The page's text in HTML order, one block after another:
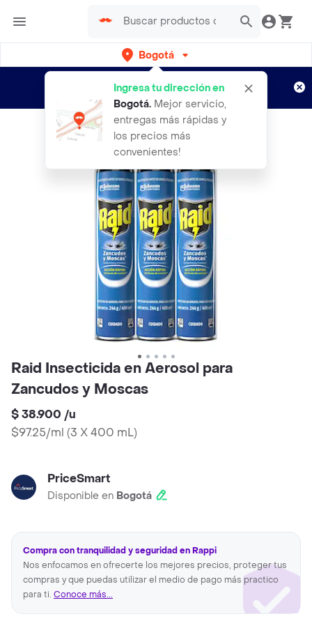
Bogotá
Ingresa tu dirección en
Bogotá. Mejor servicio,
entregas más rápidas y
los precios más
convenientes!
envíos gratis por semanas
Aplican TyC
Raid Insecticida en Aerosol para
Zancudos y Moscas
$ 38.900 /u
$97.25/ml (3 X 400 mL)
PriceSmart
Disponible en Bogotá
Compra con tranquilidad y seguridad en Rappi
Nos enfocamos en ofrecerte los mejores precios, proteger tus
compras y que puedas utilizar el medio de pago más practico
para ti. Conoce más...